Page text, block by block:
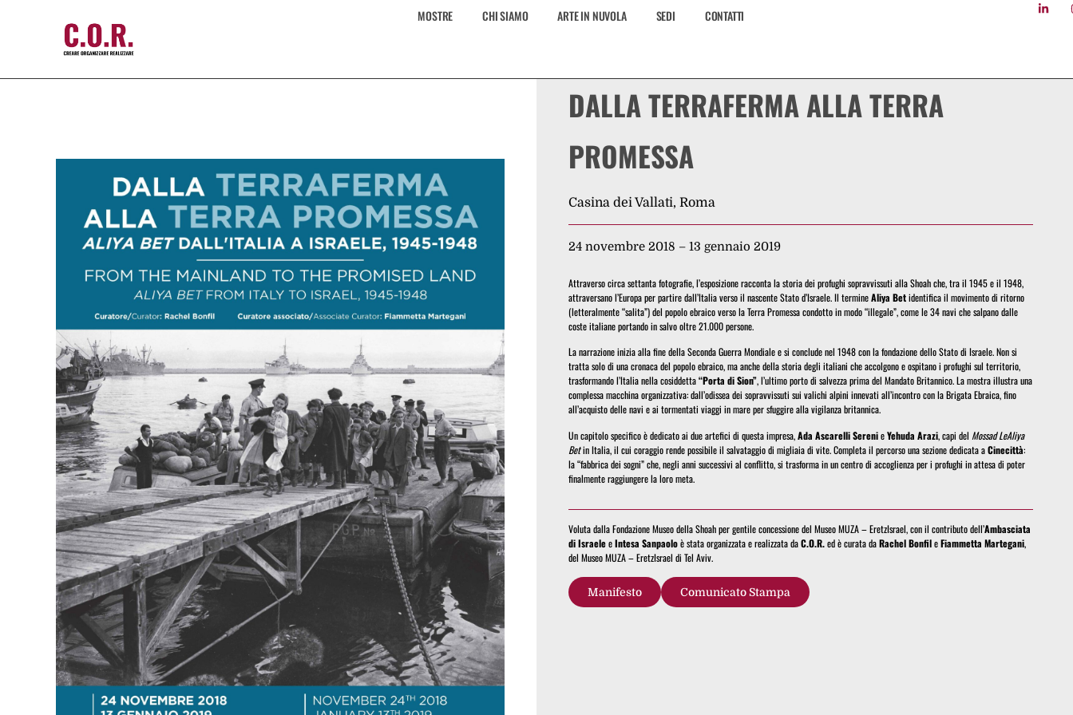
MOSTRE CHI SIAMO ARTE IN NUVOLA SEDI CONTATTI
DALLA TERRAFERMA ALLA TERRA
PROMESSA
Casina dei Vallati, Roma
24 novembre 2018 – 13 gennaio 2019
Attraverso circa settanta fotografie, l’esposizione racconta la storia dei profughi sopravvissuti alla Shoah che, tra il 1945 e il 1948,
attraversano l’Europa per partire dall’Italia verso il nascente Stato d’Israele. Il termineAliya Betidentifica il movimento di ritorno
(letteralmente “salita”) del popolo ebraico verso la Terra Promessa condotto in modo “illegale”, come le 34 navi che salpano dalle
coste italiane portando in salvo oltre 21.000 persone.
La narrazione inizia alla fine della Seconda Guerra Mondiale e si conclude nel 1948 con la fondazione dello Stato di Israele. Non si
tratta solo di una cronaca del popolo ebraico, ma anche della storia degli italiani che accolgono e ospitano i profughi sul territorio,
trasformando l’Italia nella cosiddetta“Porta di Sion”, l’ultimo porto di salvezza prima del Mandato Britannico. La mostra illustra una
complessa macchina organizzativa: dall’odissea dei sopravvissuti sui valichi alpini innevati all’incontro con la Brigata Ebraica, fino
all’acquisto delle navi e ai tormentati viaggi in mare per sfuggire alla vigilanza britannica.
Un capitolo specifico è dedicato ai due artefici di questa impresa,Ada Ascarelli SerenieYehuda Arazi, capi del Mossad LeAliya
Betin Italia, il cui coraggio rende possibile il salvataggio di migliaia di vite. Completa il percorso una sezione dedicata aCinecittà:
la “fabbrica dei sogni” che, negli anni successivi al conflitto, si trasforma in un centro di accoglienza per i profughi in attesa di poter
finalmente raggiungere la loro meta.
Voluta dalla Fondazione Museo della Shoah per gentile concessione del Museo MUZA – EretzIsrael, con il contributo dell’Ambasciata
di IsraeleeIntesa Sanpaoloè stata organizzata e realizzata daC.O.R.ed è curata daRachel BonfileFiammetta Martegani,
del Museo MUZA – EretzIsrael di Tel Aviv.
Manifesto Comunicato Stampa